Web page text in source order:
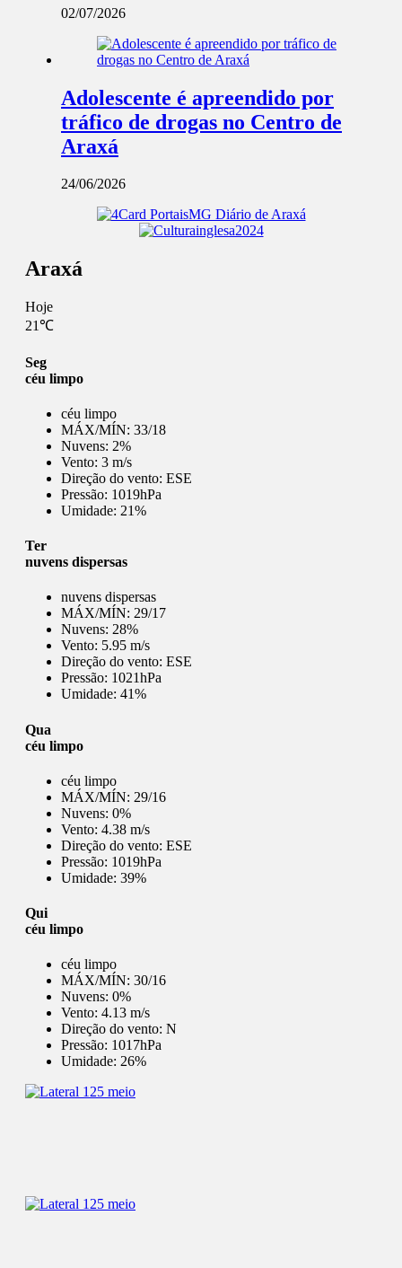
02/07/2026
Adolescente é apreendido por
tráfico de drogas no Centro de
Araxá
24/06/2026
Araxá
Hoje
21℃
Seg
céu limpo
céu limpo
MÁX/MÍN: 33/18
Nuvens: 2%
Vento: 3 m/s
Direção do vento: ESE
Pressão: 1019hPa
Umidade: 21%
Ter
nuvens dispersas
nuvens dispersas
MÁX/MÍN: 29/17
Nuvens: 28%
Vento: 5.95 m/s
Direção do vento: ESE
Pressão: 1021hPa
Umidade: 41%
Qua
céu limpo
céu limpo
MÁX/MÍN: 29/16
Nuvens: 0%
Vento: 4.38 m/s
Direção do vento: ESE
Pressão: 1019hPa
Umidade: 39%
Qui
céu limpo
céu limpo
MÁX/MÍN: 30/16
Nuvens: 0%
Vento: 4.13 m/s
Direção do vento: N
Pressão: 1017hPa
Umidade: 26%